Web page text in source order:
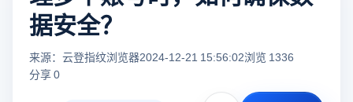
据安全？
来源：云登指纹浏览器2024-12-21 15:56:02浏览 1336
分享 0